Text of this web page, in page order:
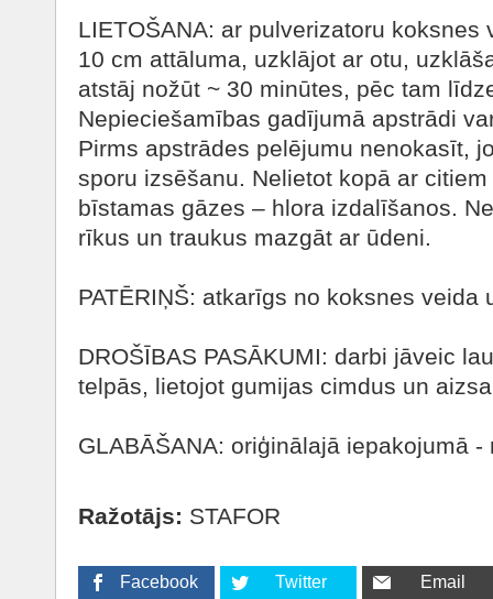
LIETOŠANA: ar pulverizatoru
10 cm attāluma, uzklājot ar otu,
atstāj nožūt ~ 30 minūtes, pēc tam
Nepieciešamības gadījumā apstrādi
Pirms apstrādes pelējumu nenokasīt,
sporu izsēšanu. Nelietot kopā ar
bīstamas gāzes – hlora izdalīšanos.
rīkus un traukus mazgāt ar ūdeni.
PATĒRIŅŠ: atkarīgs no koksnes
DROŠĪBAS PASĀKUMI: darbi jāveic
telpās, lietojot gumijas cimdus un
GLABĀŠANA: oriģinālajā iepakojumā
Ražotājs: STAFOR
Facebook Twitter Email